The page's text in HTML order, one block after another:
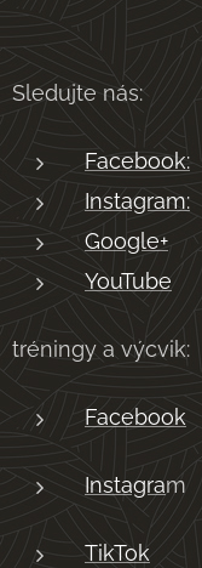
Sledujte nás:
Facebook:
Instagram:
Google+
YouTube
tréningy a výcvik:
Facebook
Instagram
TikTok